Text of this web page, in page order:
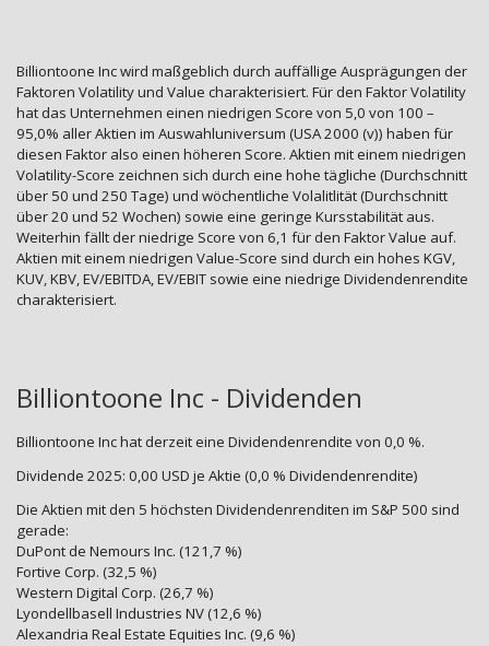
Billiontoone Inc wird maßgeblich durch auffällige Ausprägungen der
Faktoren Volatility und Value charakterisiert. Für den Faktor Volatility
hat das Unternehmen einen niedrigen Score von 5,0 von 100 –
95,0% aller Aktien im Auswahluniversum (USA 2000 (v)) haben für
diesen Faktor also einen höheren Score. Aktien mit einem niedrigen
Volatility-Score zeichnen sich durch eine hohe tägliche (Durchschnitt
über 50 und 250 Tage) und wöchentliche Volalitlität (Durchschnitt
über 20 und 52 Wochen) sowie eine geringe Kursstabilität aus.
Weiterhin fällt der niedrige Score von 6,1 für den Faktor Value auf.
Aktien mit einem niedrigen Value-Score sind durch ein hohes KGV,
KUV, KBV, EV/EBITDA, EV/EBIT sowie eine niedrige Dividendenrendite
charakterisiert.
Billiontoone Inc - Dividenden
Billiontoone Inc hat derzeit eine Dividendenrendite von 0,0 %.
Dividende 2025: 0,00 USD je Aktie (0,0 % Dividendenrendite)
Die Aktien mit den 5 höchsten Dividendenrenditen im S&P 500 sind
gerade:
DuPont de Nemours Inc. (121,7 %)
Fortive Corp. (32,5 %)
Western Digital Corp. (26,7 %)
Lyondellbasell Industries NV (12,6 %)
Alexandria Real Estate Equities Inc. (9,6 %)